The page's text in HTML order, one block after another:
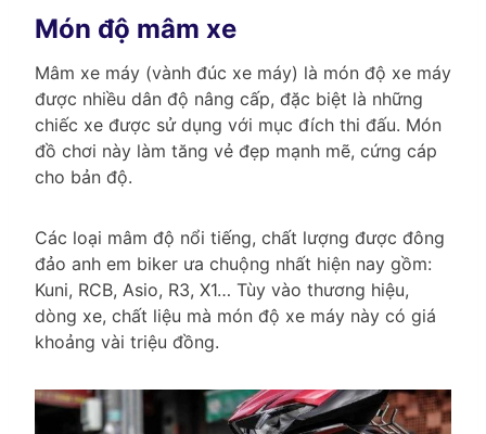
Món độ mâm xe
Mâm xe máy (vành đúc xe máy) là món độ xe máy
được nhiều dân độ nâng cấp, đặc biệt là những
chiếc xe được sử dụng với mục đích thi đấu. Món
đồ chơi này làm tăng vẻ đẹp mạnh mẽ, cứng cáp
cho bản độ.
Các loại mâm độ nổi tiếng, chất lượng được đông
đảo anh em biker ưa chuộng nhất hiện nay gồm:
Kuni, RCB, Asio, R3, X1… Tùy vào thương hiệu,
dòng xe, chất liệu mà món độ xe máy này có giá
khoảng vài triệu đồng.